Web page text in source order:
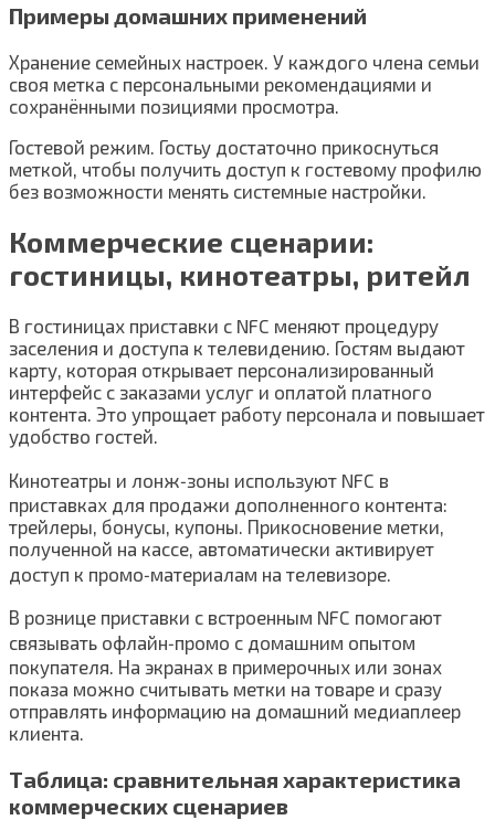
Примеры домашних применений
Хранение семейных настроек. У каждого члена семьи
своя метка с персональными рекомендациями и
сохранёнными позициями просмотра.
Гостевой режим. Гостьу достаточно прикоснуться
меткой, чтобы получить доступ к гостевому профилю
без возможности менять системные настройки.
Коммерческие сценарии:
гостиницы, кинотеатры, ритейл
В гостиницах приставки с NFC меняют процедуру
заселения и доступа к телевидению. Гостям выдают
карту, которая открывает персонализированный
интерфейс с заказами услуг и оплатой платного
контента. Это упрощает работу персонала и повышает
удобство гостей.
Кинотеатры и лонж‑зоны используют NFC в
приставках для продажи дополненного контента:
трейлеры, бонусы, купоны. Прикосновение метки,
полученной на кассе, автоматически активирует
доступ к промо‑материалам на телевизоре.
В рознице приставки с встроенным NFC помогают
связывать офлайн‑промо с домашним опытом
покупателя. На экранах в примерочных или зонах
показа можно считывать метки на товаре и сразу
отправлять информацию на домашний медиаплеер
клиента.
Таблица: сравнительная характеристика
коммерческих сценариев